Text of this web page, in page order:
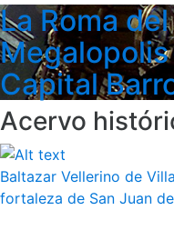
La Roma
Megalopolis
Capital
Acervo
Baltazar Vellerino de
fortaleza de San Juan